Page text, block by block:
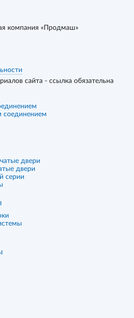
компания «Продмаш»
сайта - ссылка обязательна
двери
двери
серии